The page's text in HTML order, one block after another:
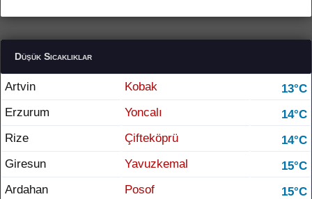
Düşük Sıcaklıklar
Artvin Kobak
13°C
Erzurum
Yoncalı
14°C
Rize
Çifteköprü
14°C
Giresun
Yavuzkemal
15°C
Ardahan
Posof
15°C